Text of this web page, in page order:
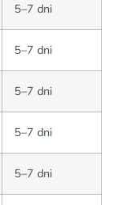
5–7 dni
5–7 dni
5–7 dni
5–7 dni
5–7 dni